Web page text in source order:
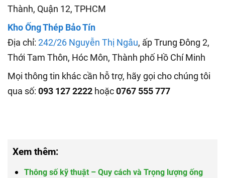
Thành, Quận 12, TPHCM
Kho Ống Thép Bảo Tín
Địa chỉ: 242/26 Nguyễn Thị Ngâu, ấp Trung Đông 2,
Thới Tam Thôn, Hóc Môn, Thành phố Hồ Chí Minh
Mọi thông tin khác cần hỗ trợ, hãy gọi cho chúng tôi
qua số: 093 127 2222 hoặc0767 555 777
Xem thêm:
Thông số kỹ thuật – Quy cách và Trọng lượng ống